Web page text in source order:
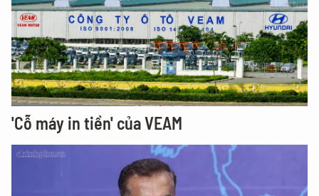
'Cỗ máy in tiền' của VEAM